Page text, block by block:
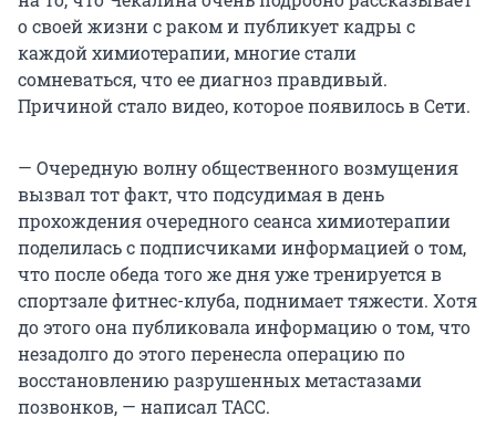
о своей жизни с раком и публикует кадры с
каждой химиотерапии, многие стали
сомневаться, что ее диагноз правдивый.
Причиной стало видео, которое появилось в Сети.
— Очередную волну общественного возмущения
вызвал тот факт, что подсудимая в день
прохождения очередного сеанса химиотерапии
поделилась с подписчиками информацией о том,
что после обеда того же дня уже тренируется в
спортзале фитнес-клуба, поднимает тяжести. Хотя
до этого она публиковала информацию о том, что
незадолго до этого перенесла операцию по
восстановлению разрушенных метастазами
позвонков, — написал ТАСС.